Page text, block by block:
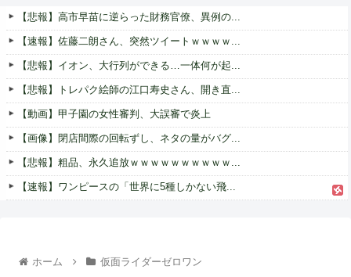
【悲報】高市早苗に逆らった財務官僚、異例の...
【速報】佐藤二朗さん、突然ツイートｗｗｗｗ...
【悲報】イオン、大行列ができる…一体何が起...
【悲報】トレパク絵師の江口寿史さん、開き直...
【動画】甲子園の女性審判、大誤審で炎上
【画像】閉店間際の回転ずし、ネタの量がバグ...
【悲報】粗品、永久追放ｗｗｗｗｗｗｗｗｗｗ...
【速報】ワンピースの「世界に5種しかない飛...
ホーム 仮面ライダーゼロワン